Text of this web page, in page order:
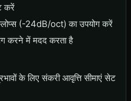
करें
(-24dB/oct) का उपयोग करें
करने में मदद करता है
के लिए संकरी आवृत्ति सीमाएं सेट